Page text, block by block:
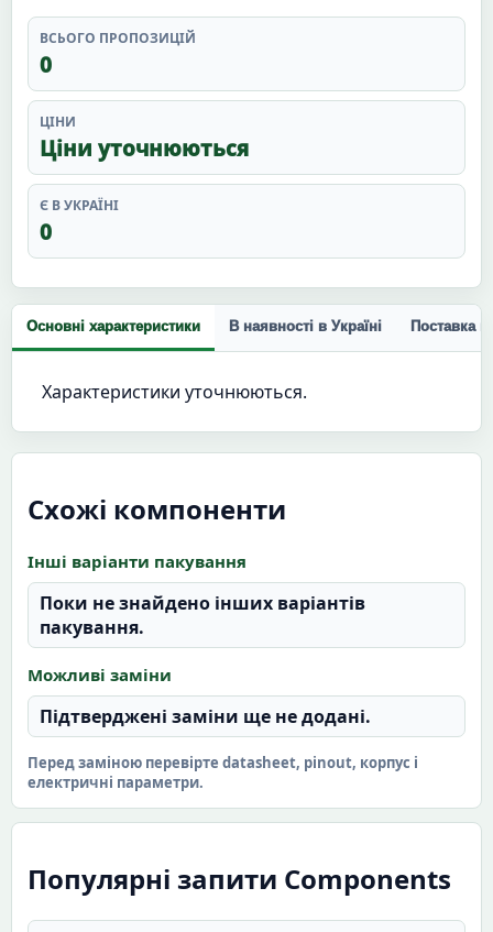
ВСЬОГО ПРОПОЗИЦІЙ
0
ЦІНИ
Ціни уточнюються
Є В УКРАЇНІ
0
Основні характеристики В наявності в Україні Поставка
Характеристики уточнюються.
Схожі компоненти
Інші варіанти пакування
Поки не знайдено інших варіантів
пакування.
Можливі заміни
Підтверджені заміни ще не додані.
Перед заміною перевірте datasheet, pinout, корпус і
електричні параметри.
Популярні запити Components